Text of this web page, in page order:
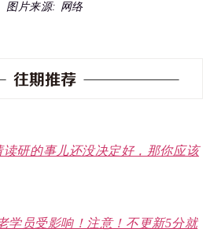
图片来源: 网络
研的事儿还没决定好，那你应该
学员受影响！注意！不更新5分就